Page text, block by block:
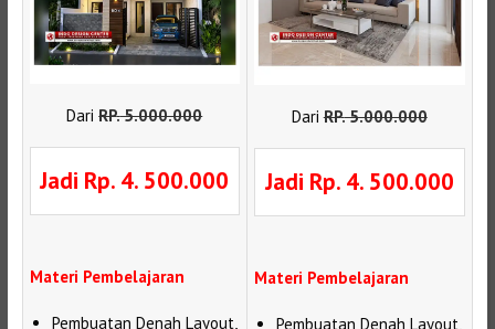
DariRP.5.000.000
Jadi Rp. 4. 500.000
Materi Pembelajaran
Pembuatan Denah Layout,
DariRP.5.000.000
Jadi Rp. 4. 500.000
Materi Pembelajaran
Pembuatan Denah Layout,